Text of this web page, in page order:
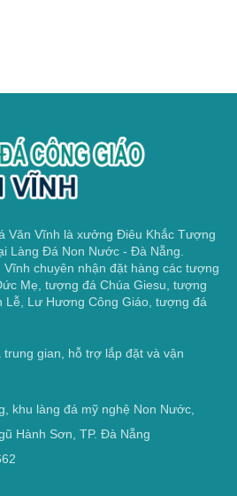
Văn Vĩnh là xưởng Điêu Khắc Tượng
Làng Đá Non Nước - Đà Nẵng.
chuyên nhận đặt hàng các tượng
Mẹ, tượng đá Chúa Giesu, tượng
Lễ, Lư Hương Công Giáo, tượng đá
gian, hỗ trợ lắp đặt và vận
khu làng đá mỹ nghệ Non Nước,
Hành Sơn, TP. Đà Nẵng